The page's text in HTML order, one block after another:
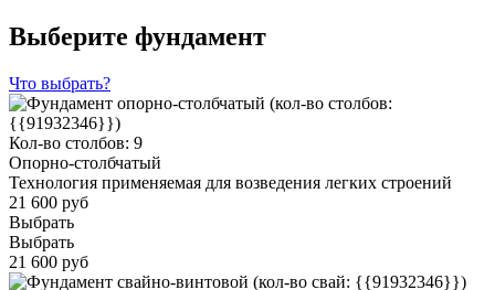
Выберите фундамент
Что выбрать?
Кол-во столбов: 9
Опорно-столбчатый
Технология применяемая для возведения легких строений
21 600 руб
Выбрать
Выбрать
21 600 руб